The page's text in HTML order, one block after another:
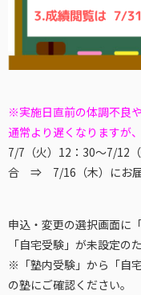
※実施日直前の体調不良
通常より遅くなりますが
7/7（火）12：30～7/12
合 ⇒ 7/16（木）にお
申込・変更の選択画面に
「自宅受験」が未設定の
※「塾内受験」から「自
の塾にご確認ください。